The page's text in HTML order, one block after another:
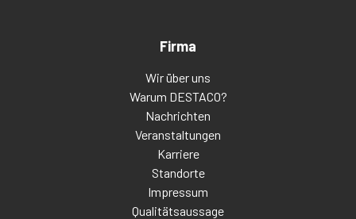
Firma
Wir über uns
Warum DESTACO?
Nachrichten
Veranstaltungen
Karriere
Standorte
Impressum
Qualitätsaussage